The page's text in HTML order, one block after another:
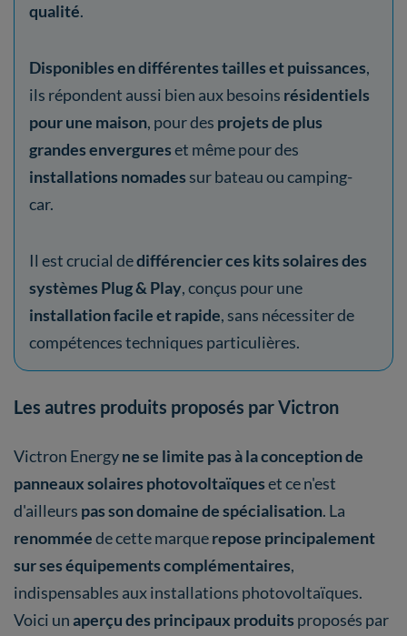
qualité.
Disponibles en différentes tailles et puissances,
ils répondent aussi bien aux besoins résidentiels
pour une maison, pour des projets de plus
grandes envergureset même pour des
installations nomades sur bateau ou camping-
car.
Il est crucial dedifférencier ces kits solaires des
systèmes Plug & Play, conçus pour une
installation facile et rapide, sans nécessiter de
compétences techniques particulières.
Les autres produits proposés par Victron
Victron Energyne se limite pas à la conception de
panneaux solaires photovoltaïqueset ce n'est
d'ailleurs pas son domaine de spécialisation. La
renomméede cette marquerepose principalement
sur ses équipements complémentaires,
indispensables aux installations photovoltaïques.
Voici unaperçu des principaux produits proposés par